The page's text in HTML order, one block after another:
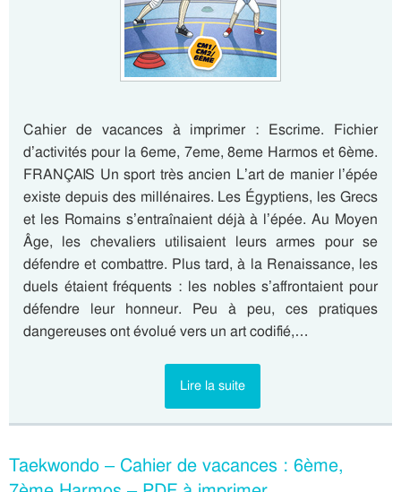
Cahier de vacances à imprimer : Escrime. Fichier
d’activités pour la 6eme, 7eme, 8eme Harmos et 6ème.
FRANÇAIS Un sport très ancien L’art de manier l’épée
existe depuis des millénaires. Les Égyptiens, les Grecs
et les Romains s’entraînaient déjà à l’épée. Au Moyen
Âge, les chevaliers utilisaient leurs armes pour se
défendre et combattre. Plus tard, à la Renaissance, les
duels étaient fréquents : les nobles s’affrontaient pour
défendre leur honneur. Peu à peu, ces pratiques
dangereuses ont évolué vers un art codifié,…
Lire la suite
Taekwondo – Cahier de vacances : 6ème,